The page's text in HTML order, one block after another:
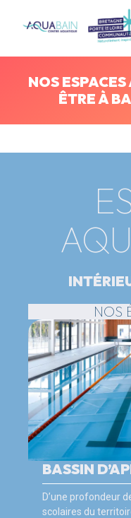
NOS
ÊTRE À
NOS
BASSIN
D’une profondeur
scolaires du